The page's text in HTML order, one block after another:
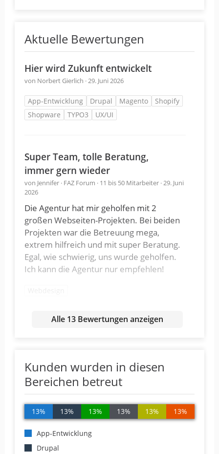
Aktuelle Bewertungen
Hier wird Zukunft entwickelt
von Norbert Gierlich · 29. Juni 2026
App-Entwicklung Drupal Magento
Shopify
Shopware
TYPO3 UX/UI
Super Team, tolle Beratung,
immer gern wieder
von Jennifer · FAZ Forum · 11 bis 50 Mitarbeiter · 29. Juni
2026
Die Agentur hat mir geholfen mit 2
großen Webseiten-Projekten. Bei beiden
Projekten war die Betreuung mega,
extrem hilfreich und mit super Beratung.
Egal, wie schwierig, uns wurde geholfen.
Ich kann die Agentur nur empfehlen!
von Noe · 19. August 2025
Kein Anstand, kein Respekt, keine
Manieren, keine Klasse.
Der Partner des Schloßtriathlon
Alle 13 Bewertungen anzeigen
Kunden wurden in diesen
Bereichen betreut
13% 13% 13% 13% 13% 13%
App-Entwicklung
Drupal